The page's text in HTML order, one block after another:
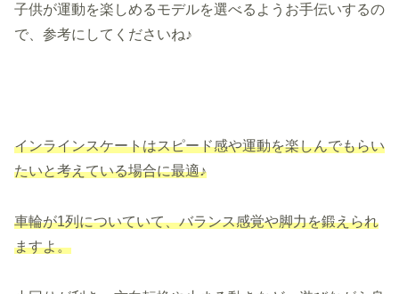
子供が運動を楽しめるモデルを選べるようお手伝いするの
で、参考にしてくださいね♪
インラインスケートはスピード感や運動を楽しんでもらい
たいと考えている場合に最適♪
車輪が1列についていて、バランス感覚や脚力を鍛えられ
ますよ。